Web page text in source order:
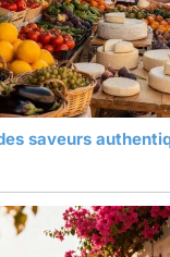
saveurs